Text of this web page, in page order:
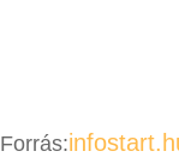
Forrás: